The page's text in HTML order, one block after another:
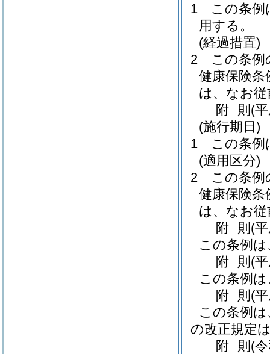
1
この条例
用する。
(経過措置)
2
この条例
健康保険
は、なお
附 則 (
(施行期日)
1
この条例
(適用区分)
2
この条例
健康保険
は、なお
附 則 (
この条例
附 則 (
この条例
附 則 (
この条例
の改正規定
附 則 (